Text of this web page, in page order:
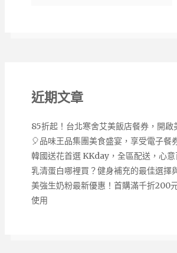
近期文章
85折起！台北寒舍艾美飯店餐券，開啟
🎈品味王品集團美食盛宴，享受電子餐
韓國送花首選 KKday，全區配送，心意
乳清蛋白哪裡買？健身補充的最佳選擇
美強生奶粉最新優惠！首購滿千折200
使用